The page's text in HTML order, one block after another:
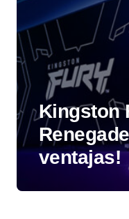
Kingston
ventajas!